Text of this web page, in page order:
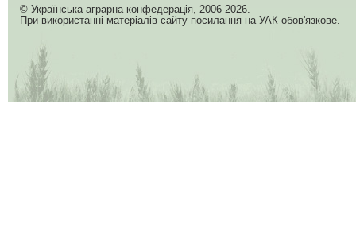
© Українська аграрна конфедерація, 2006-2026.
При використанні матеріалів сайту посилання на УАК обов'язкове.